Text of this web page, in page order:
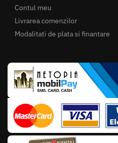
Contul meu
Livrarea comenzilor
Modalitati de plata si finantare